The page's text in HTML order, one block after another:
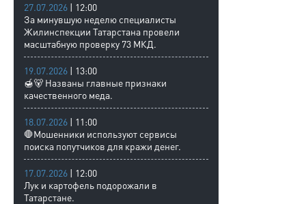
27.07.2026 | 12:00
За минувшую неделю специалисты
Жилинспекции Татарстана провели
масштабную проверку 73 МКД.
19.07.2026 | 13:00
🍯🐻 Названы главные признаки
качественного меда.
18.07.2026 | 11:00
🛑Мошенники используют сервисы
поиска попутчиков для кражи денег.
17.07.2026 | 12:00
Лук и картофель подорожали в
Татарстане.